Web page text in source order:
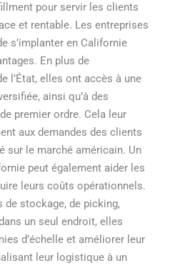
pour servir les clients
et rentable. Les entreprises
s’implanter en Californie
En plus de
l’État, elles ont accès à une
ainsi qu’à des
premier ordre. Cela leur
aux demandes des clients
sur le marché américain. Un
peut également aider les
leurs coûts opérationnels.
de stockage, de picking,
un seul endroit, elles
d’échelle et améliorer leur
leur logistique à un